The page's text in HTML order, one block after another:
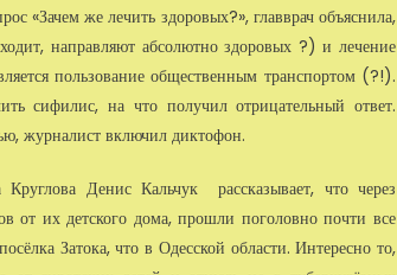
«Зачем же лечить здоровых?», главврач объяснила,
направляют абсолютно здоровых ?) и лечение
пользование общественным транспортом (?!).
сифилис, на что получил отрицательный ответ.
журналист включил диктофон.
Денис Кальчук рассказывает, что через
от их детского дома, прошли поголовно почти все
Затока, что в Одесской области. Интересно то,